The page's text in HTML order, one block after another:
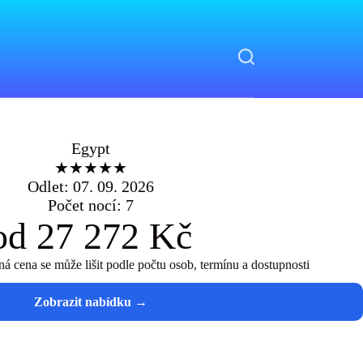
Egypt
★★★★★
Odlet: 07. 09. 2026
Počet nocí: 7
27 272 Kč
cena se může lišit podle počtu osob, termínu a dostupnosti